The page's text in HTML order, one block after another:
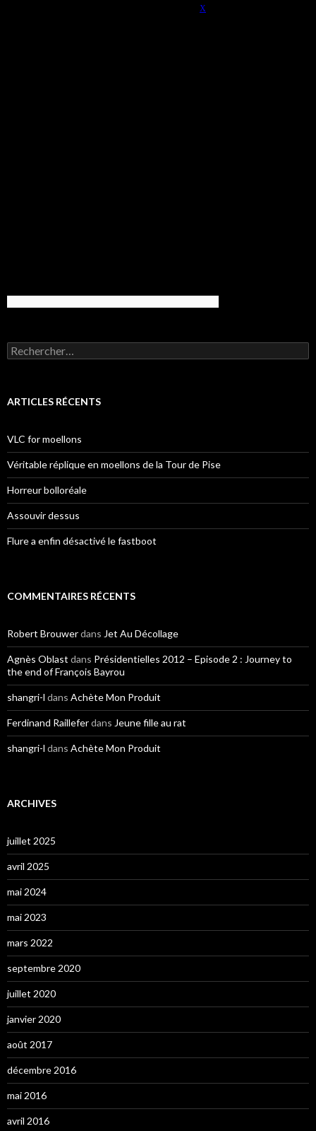
Rechercher :
ARTICLES RÉCENTS
VLC for moellons
Véritable réplique en moellons de la Tour de Pise
Horreur bolloréale
Assouvir dessus
Flure a enfin désactivé le fastboot
COMMENTAIRES RÉCENTS
Robert Brouwerdans Jet Au Décollage
Agnès Oblast dans Présidentielles 2012 – Episode 2 : Journey to
the end of François Bayrou
shangri-l dans Achète Mon Produit
Ferdinand Railleferdans Jeune fille au rat
shangri-l dans Achète Mon Produit
ARCHIVES
juillet 2025
avril 2025
mai 2024
mai 2023
mars 2022
septembre 2020
juillet 2020
janvier 2020
août 2017
décembre 2016
mai 2016
avril 2016